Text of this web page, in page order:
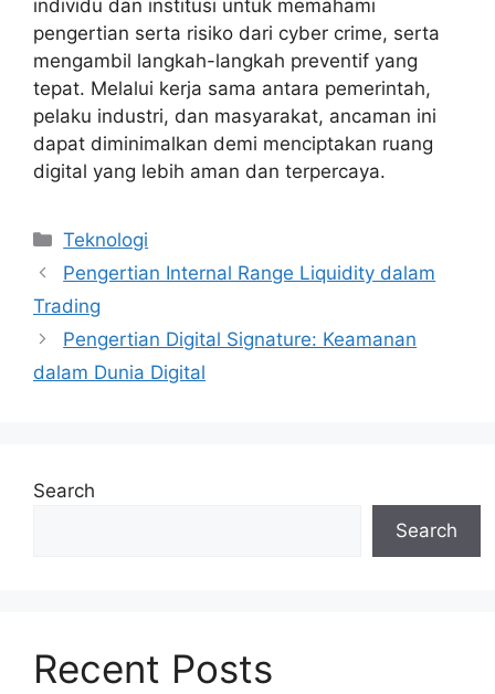
individu dan institusi untuk memahami
pengertian serta risiko dari cyber crime, serta
mengambil langkah-langkah preventif yang
tepat. Melalui kerja sama antara pemerintah,
pelaku industri, dan masyarakat, ancaman ini
dapat diminimalkan demi menciptakan ruang
digital yang lebih aman dan terpercaya.
Categories
Teknologi
Pengertian Internal Range Liquidity dalam
Trading
Pengertian Digital Signature: Keamanan
dalam Dunia Digital
Search
Search
Recent Posts